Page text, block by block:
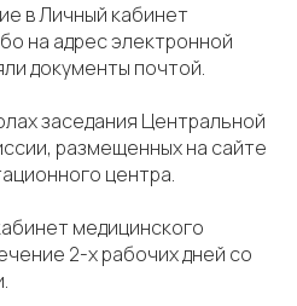
в Личный кабинет
на адрес электронной
документы почтой.
заседания Центральной
размещенных на сайте
центра.
медицинского
2-х рабочих дней со